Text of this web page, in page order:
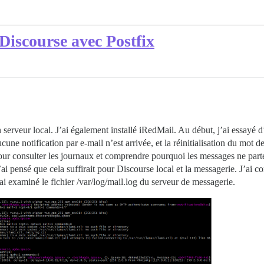
avec Postfix
local. J’ai également installé iRedMail. Au début, j’ai essayé
notification par e-mail n’est arrivée, et la réinitialisation du mot
consulter les journaux et comprendre pourquoi les messages ne
pensé que cela suffirait pour Discourse local et la messagerie. J’ai
examiné le fichier /var/log/mail.log du serveur de messagerie.